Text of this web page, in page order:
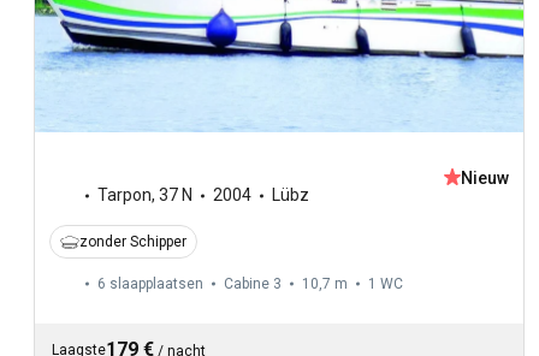
Tarpon, 37 N 2004 Lübz
Nieuw
zonder Schipper
6 slaapplaatsen Cabine 3 10,7 m 1 WC
Laagste179 € / nacht